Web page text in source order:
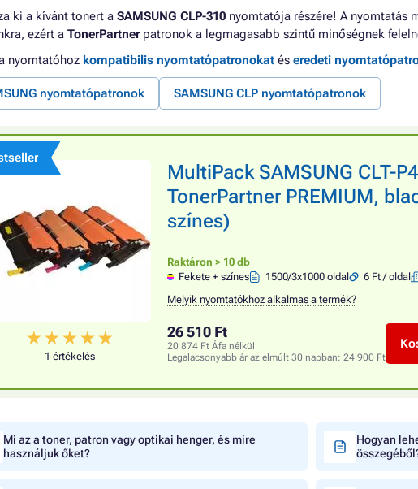
ki a kívánt tonert a SAMSUNG CLP-310 nyomtatója részére! A nyomtatás
ezért a TonerPartnerpatronok a legmagasabb szintű minőségnek
nyomtatóhoz kompatibilis nyomtatópatronokat és eredeti
nyomtatópatronok SAMSUNG CLP nyomtatópatronok
1 értékelés
MultiPack SAMSUNG CLT-
TonerPartner PREMIUM,
színes)
Raktáron > 10 db
Fekete + színes
1500/3x1000 oldal 6 Ft / oldal
Melyik nyomtatókhoz alkalmas a termék?
26 510 Ft
20 874 Ft Áfa nélkül
Legalacsonyabb ár az elmúlt 30 napban: 24 900 Ft
Mi az a toner, patron vagy optikai henger, és mire
használjuk őket?
Hogyan